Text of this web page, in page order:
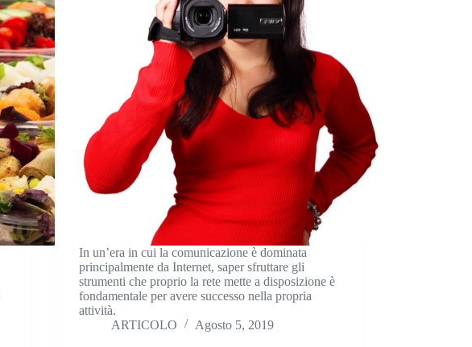
In un’era in cui la comunicazione è dominata
principalmente da Internet, saper sfruttare gli
strumenti che proprio la rete mette a disposizione è
fondamentale per avere successo nella propria
attività.
ARTICOLO
Agosto 5, 2019